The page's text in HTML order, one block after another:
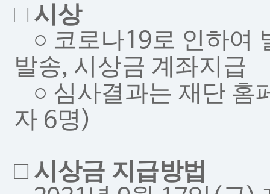
□ 시상
○ 코로나19로 인하여
발송, 시상금 계좌지급
○ 심사결과는 재단 홈
자 6명 )
□ 시상금 지급방법